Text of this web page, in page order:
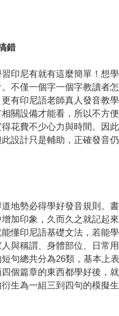
錯
印尼有就有這麼簡單！
不僅一個字一個字教讀
有印尼語老師真人發音
關設備才能看，所以不
花費不少心力與時間。
設計只是輔助，正確發音仍
地勢必得學好發音規則
加印象，久而久之就記
懂印尼語基礎文法，若
與稱謂、身體部位、日
句總共分為26類，基本
個篇章的東西都學好後
生為一組三到四句的模